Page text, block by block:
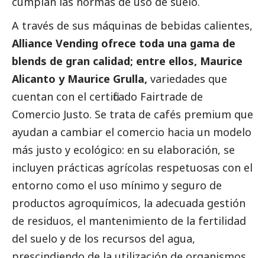
A través de sus máquinas de bebidas calientes,
Alliance Vending ofrece toda una gama de
blends de gran calidad; entre ellos, Maurice
Alicanto y Maurice Grulla, variedades que
cuentan con el certificado Fairtrade de
Comercio Justo. Se trata de cafés premium que
ayudan a cambiar el comercio hacia un modelo
más justo y ecológico: en su elaboración, se
incluyen prácticas agrícolas respetuosas con el
entorno como el uso mínimo y seguro de
productos agroquímicos, la adecuada gestión
de residuos, el mantenimiento de la fertilidad
del suelo y de los recursos del agua,